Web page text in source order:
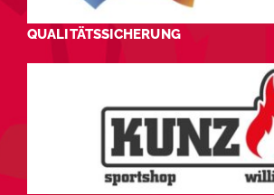
QUALITÄTSSICHERUNG